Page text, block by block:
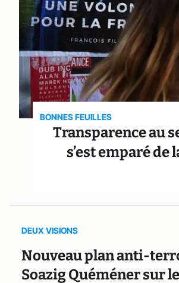
BONNES FEUILLES
Transparence au
s’est emparé
DEUX VISIONS
Nouveau plan anti-
Soazig Quéméner sur